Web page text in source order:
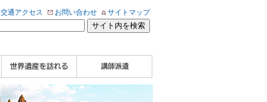
交通アクセス お問い合わせ サイトマップ
WHA認定講師について
WHA認定講師 紹介
動画
WHA認定講師 紹介
記事（会報誌）
自治体・民間団体関
係者の方へ
企業関係者の方へ
学校・教育関係者の
方へ